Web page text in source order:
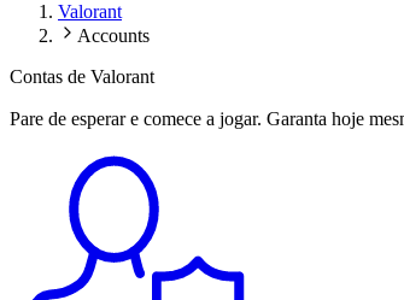
Valorant
Accounts
Contas de Valorant
Pare de esperar e comece a jogar. Garanta hoje